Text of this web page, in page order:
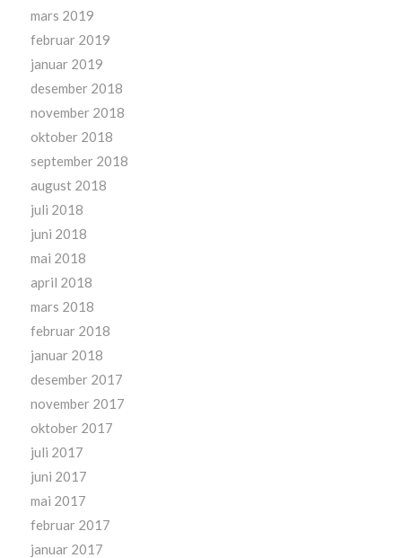
mars 2019
februar 2019
januar 2019
desember 2018
november 2018
oktober 2018
september 2018
august 2018
juli 2018
juni 2018
mai 2018
april 2018
mars 2018
februar 2018
januar 2018
desember 2017
november 2017
oktober 2017
juli 2017
juni 2017
mai 2017
februar 2017
januar 2017